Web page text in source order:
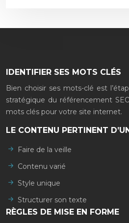
IDENTIFIER SES MOTS CLÉS
Bien choisir ses mots-clé est
stratégique du référencement
mots clés pour votre site internet.
LE CONTENU PERTINENT
Faire de la veille
Contenu varié
Style unique
Structurer son texte
RÈGLES DE MISE EN FORME